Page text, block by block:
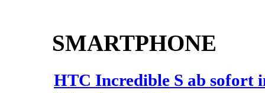
SMARTPHONE
HTC Incredible S ab sofort